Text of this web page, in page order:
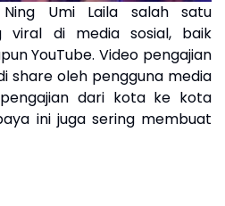
Umi Laila salah satu
viral di media sosial, baik
YouTube. Video pengajian
share oleh pengguna media
dari kota ke kota
ini juga sering membuat